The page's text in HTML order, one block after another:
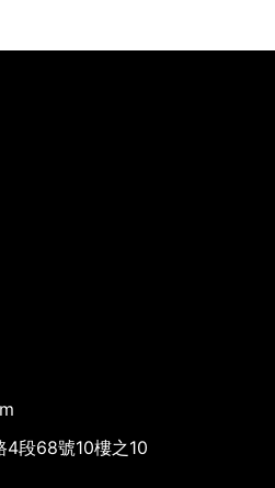
4段68號10樓之10